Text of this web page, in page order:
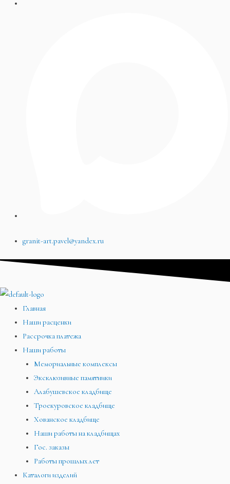
granit-art.pavel@yandex.ru
Главная
Наши расценки
Рассрочка платежа
Наши работы
Мемориальные комплексы
Эксклюзивные памятники
Алабушевское кладбище
Троекуровское кладбище
Хованское кладбище
Наши работы на кладбищах
Гос. заказы
Работы прошлых лет
Каталоги изделий